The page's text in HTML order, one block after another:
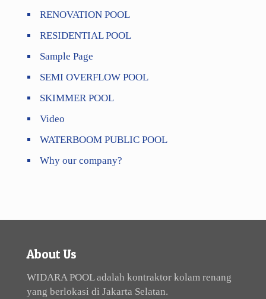
RENOVATION POOL
RESIDENTIAL POOL
Sample Page
SEMI OVERFLOW POOL
SKIMMER POOL
Video
WATERBOOM PUBLIC POOL
Why our company?
About Us
WIDARA POOL adalah kontraktor kolam renang
yang berlokasi di Jakarta Selatan.